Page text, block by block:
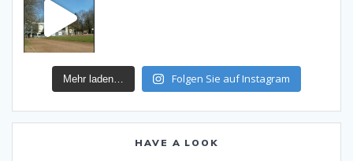
Mehr laden… Folgen Sie auf Instagram
HAVE A LOOK